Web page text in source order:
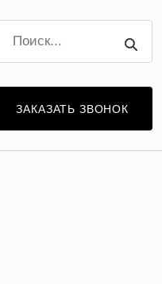
ЗАКАЗАТЬ ЗВОНОК